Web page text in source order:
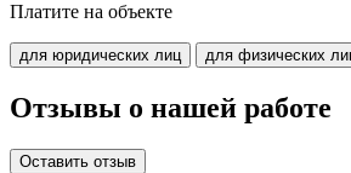
Платите на объекте
для юридических лиц для физических
Отзывы о нашей работе
Оставить отзыв